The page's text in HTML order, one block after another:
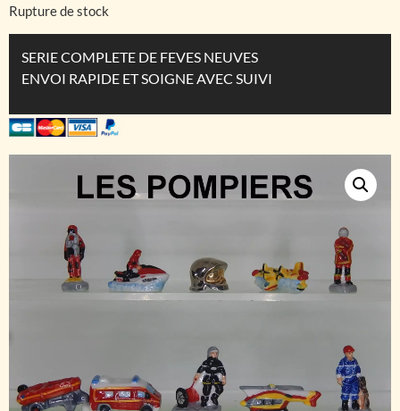
Rupture de stock
SERIE COMPLETE DE FEVES NEUVES
ENVOI RAPIDE ET SOIGNE AVEC SUIVI